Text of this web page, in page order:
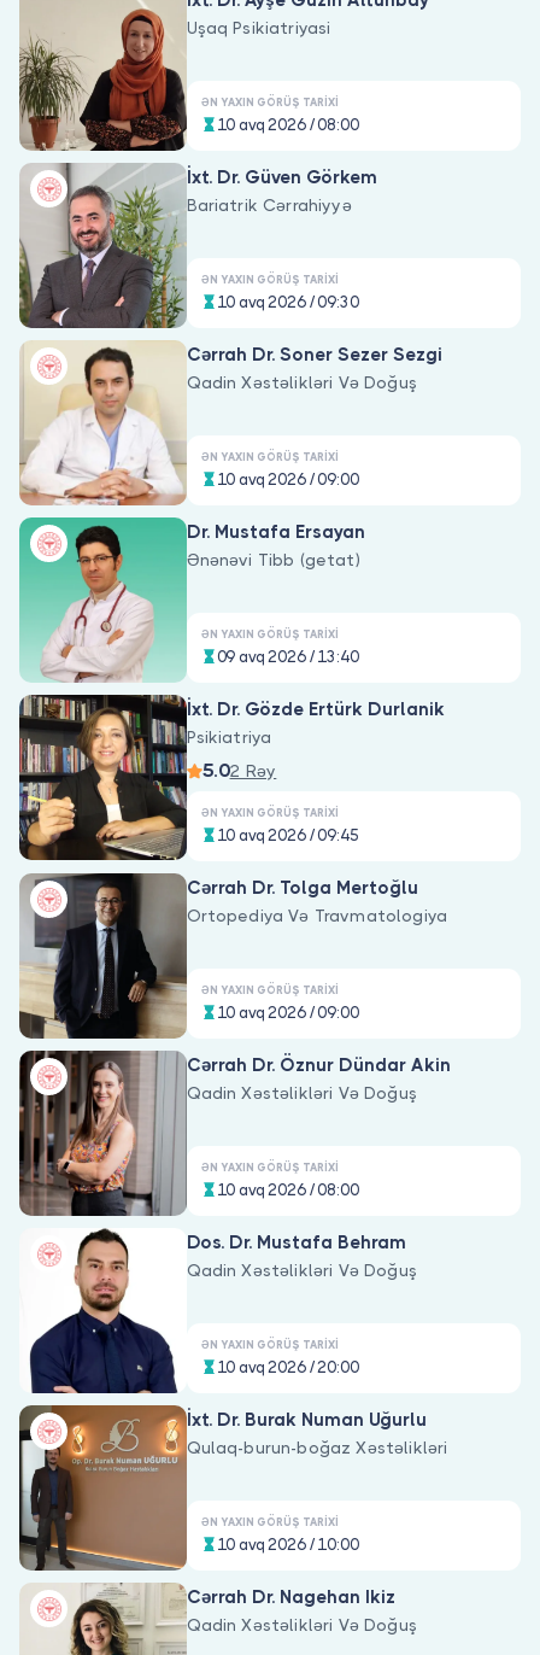
Uşaq Psikiatriyasi
ƏN YAXIN GÖRÜŞ TARIXI
10 avq 2026 / 08:00
İxt. Dr. Güven Görkem
Bariatrik Cərrahiyyə
ƏN YAXIN GÖRÜŞ TARIXI
10 avq 2026 / 09:30
Cərrah Dr. Soner Sezer Sezgi
Qadin Xəstəlikləri Və Doğuş
ƏN YAXIN GÖRÜŞ TARIXI
10 avq 2026 / 09:00
Dr. Mustafa Ersayan
Ənənəvi Tibb (getat)
ƏN YAXIN GÖRÜŞ TARIXI
09 avq 2026 / 13:40
İxt. Dr. Gözde Ertürk Durlanik
Psikiatriya
5.02 Rəy
ƏN YAXIN GÖRÜŞ TARIXI
10 avq 2026 / 09:45
Cərrah Dr. Tolga Mertoğlu
Ortopediya Və Travmatologiya
ƏN YAXIN GÖRÜŞ TARIXI
10 avq 2026 / 09:00
Cərrah Dr. Öznur Dündar Akin
Qadin Xəstəlikləri Və Doğuş
ƏN YAXIN GÖRÜŞ TARIXI
10 avq 2026 / 08:00
Dos. Dr. Mustafa Behram
Qadin Xəstəlikləri Və Doğuş
ƏN YAXIN GÖRÜŞ TARIXI
10 avq 2026 / 20:00
İxt. Dr. Burak Numan Uğurlu
Qulaq-burun-boğaz Xəstəlikləri
ƏN YAXIN GÖRÜŞ TARIXI
10 avq 2026 / 10:00
Cərrah Dr. Nagehan Ikiz
Qadin Xəstəlikləri Və Doğuş